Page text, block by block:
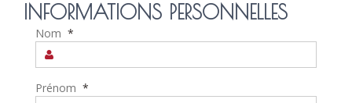
INFORMATIONS PERSONNELLES
Nom *
Prénom *